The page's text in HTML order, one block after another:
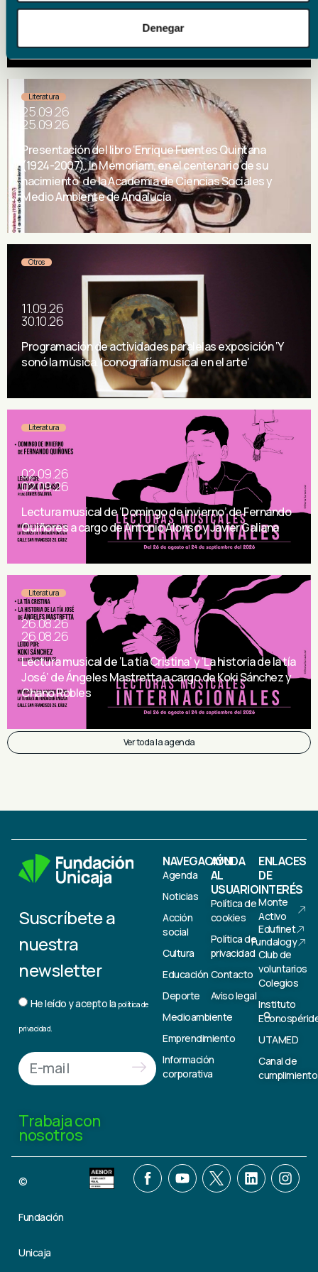
Denegar
Francisco Calzado Gutiérrez
Literatura
25.09.26
25.09.26
Presentación del libro ‘Enrique Fuentes Quintana
(1924-2007). In Memoriam, en el centenario de su
nacimiento’ de la Academia de Ciencias Sociales y
Medio Ambiente de Andalucía
Otros
11.09.26
30.10.26
Programación de actividades paralelas exposición ‘Y
sonó la música. Iconografía musical en el arte’
Literatura
02.09.26
02.09.26
Lectura musical de ‘Domingo de invierno’ de Fernando
Quiñores a cargo de Antonio Alonso y Javier Galiana
Literatura
26.08.26
26.08.26
Lectura musical de ‘La tía Cristina’ y ‘La historia de la tía
José’ de Ángeles Mastretta a cargo de Koki Sánchez y
Chano Robles
Ver toda la agenda
Suscríbete a
nuestra
newsletter
He leído y acepto la política de
privacidad.
Trabaja con
nosotros
NAVEGACIÓN
Agenda
Noticias
Acción
social
Cultura
Educación
Deporte
Medioambiente
Emprendimiento
Información
corporativa
AYUDA
AL
USUARIO
Política de
cookies
Política de
privacidad
Contacto
Aviso legal
ENLACES
DE
INTERÉS
Monte
Activo
Edufinet
Fundalogy
Club de
voluntarios
Colegios
Instituto
UTAMED
Canal de
cumplimiento
©
Fundación
Unicaja